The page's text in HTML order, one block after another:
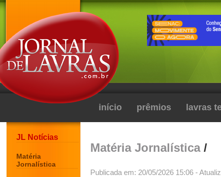
início prêmios lavras
JL Notícias
Matéria
Jornalística
Matéria Jornalística/
Publicada em: 20/05/2026 15:06 -